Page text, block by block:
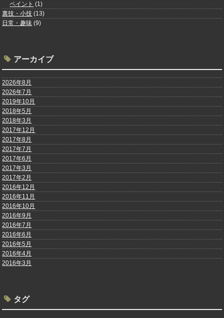
ペイント (1)
裏技・小技 (13)
日常・趣味 (9)
アーカイブ
2026年8月
2026年7月
2019年10月
2018年5月
2018年3月
2017年12月
2017年8月
2017年7月
2017年6月
2017年3月
2017年2月
2016年12月
2016年11月
2016年10月
2016年9月
2016年7月
2016年6月
2016年5月
2016年4月
2016年3月
タグ